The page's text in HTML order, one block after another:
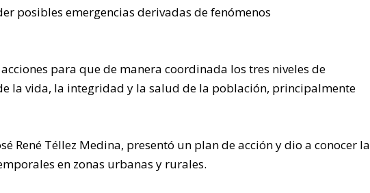
posibles emergencias derivadas de fenómenos
para que de manera coordinada los tres niveles de
la vida, la integridad y la salud de la población, principalmente
René Téllez Medina, presentó un plan de acción y dio a conocer la
en zonas urbanas y rurales.